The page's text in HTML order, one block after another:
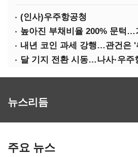
(인사)우주항공청
달 기지 전환 시동…나사·우주
뉴스리듬
주요 뉴스